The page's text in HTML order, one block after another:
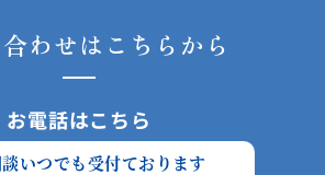
わせはこちらから
お電話はこちら
いつでも受付ております